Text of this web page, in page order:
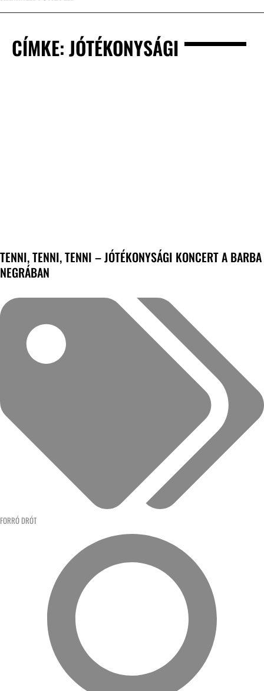
CÍMKE: JÓTÉKONYSÁGI
TENNI, TENNI, TENNI – JÓTÉKONYSÁGI KONCERT A BARBA
NEGRÁBAN
FORRÓ DRÓT